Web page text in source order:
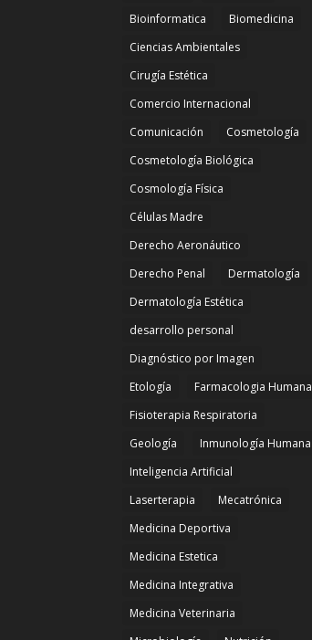
Bioinformatica
Biomedicina
Ciencias Ambientales
Cirugía Estética
Comercio Internacional
Comunicación
Cosmetología
Cosmetología Biológica
Cosmología Física
Células Madre
Derecho Aeronáutico
Derecho Penal
Dermatología
Dermatología Estética
desarrollo personal
Diagnóstico por Imagen
Etología
Farmacologia Humana
Fisioterapia Respiratoria
Geología
Inmunología Humana
Inteligencia Artificial
Laserterapia
Mecatrónica
Medicina Deportiva
Medicina Estetica
Medicina Integrativa
Medicina Veterinaria